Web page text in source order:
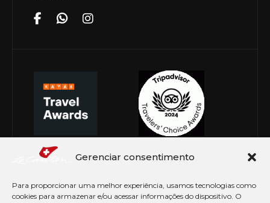
Gerenciar consentimento
Para proporcionar uma melhor experiência, usamos tecnologias como
cookies para armazenar e/ou acessar informações do dispositivo. O